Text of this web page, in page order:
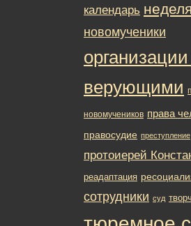
календарь
новомученики
верующими
новомучеников права
правосудие преступление
протоиерей
реадаптация
сотрудники суд